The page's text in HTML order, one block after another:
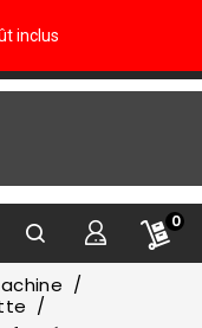
inclus
0